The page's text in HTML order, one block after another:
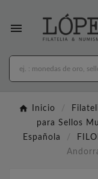

Inicio
para Sellos
Española